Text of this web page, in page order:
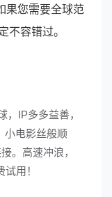
果您需要全球范
不容错过。
IP多多益善，
小电影丝般顺
。高速冲浪，
用！